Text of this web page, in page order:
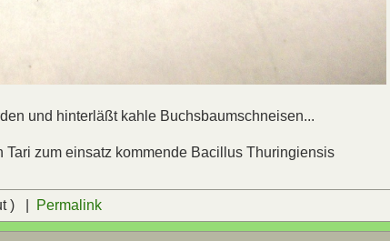
und hinterläßt kahle Buchsbaumschneisen...
zum einsatz kommende Bacillus Thuringiensis
) | Permalink